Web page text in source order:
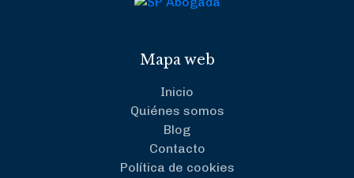
Mapa web
Inicio
Quiénes somos
Blog
Contacto
Política de cookies